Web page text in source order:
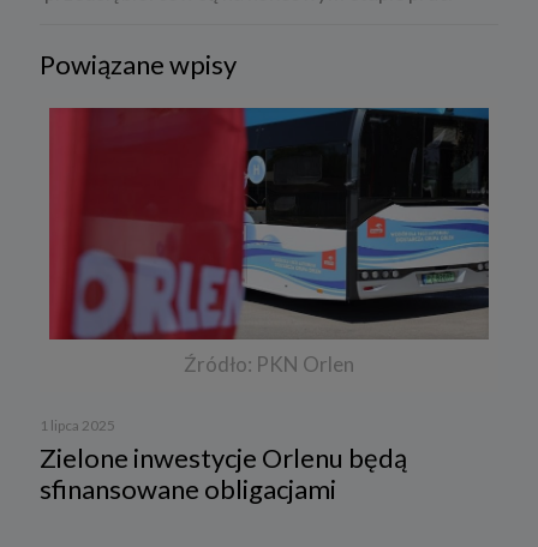
Powiązane wpisy
Źródło: PKN Orlen
1 lipca 2025
Zielone inwestycje Orlenu będą
sfinansowane obligacjami